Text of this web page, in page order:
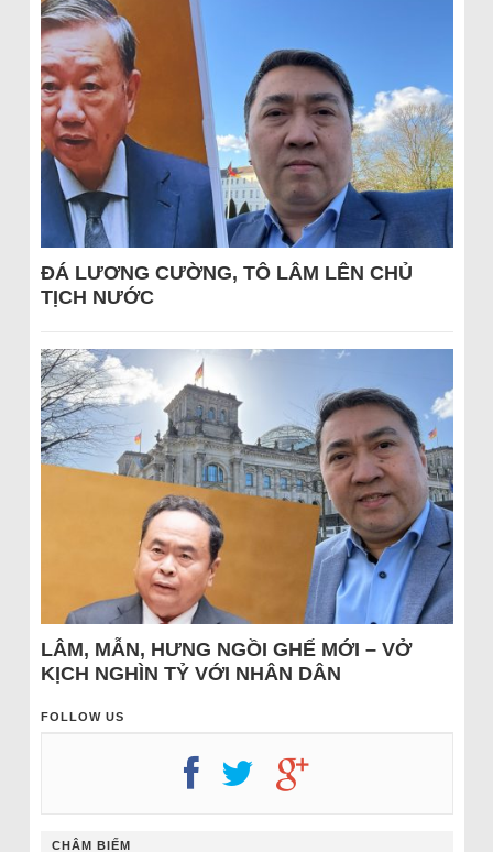
ĐÁ LƯƠNG CƯỜNG, TÔ LÂM LÊN CHỦ
TỊCH NƯỚC
LÂM, MẪN, HƯNG NGỒI GHẾ MỚI – VỞ
KỊCH NGHÌN TỶ VỚI NHÂN DÂN
FOLLOW US
CHÂM BIẾM